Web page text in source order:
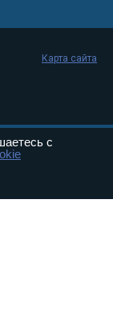
Карта сайта
с